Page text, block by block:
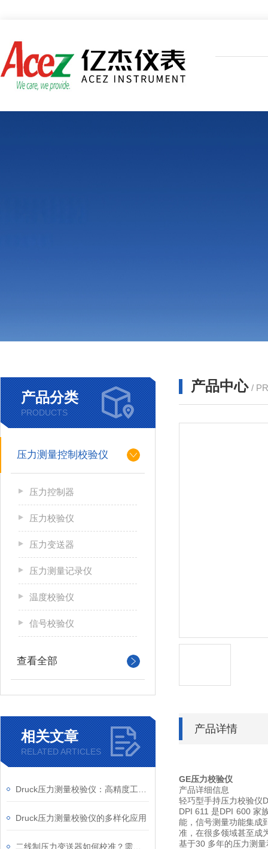
产品中心 /
产品详情
GE压力校验仪
产品详细信息
轻巧型手持压力校验仪
DPI 611 是DPI 600 家
能，信号测量功能集成
准，在很多领域甚至成
基于30 多年的压力测
产品分类
PRODUCTS
压力测量控制校验仪
压力控制器
压力校验仪
压力变送器
压力测量记录仪
温度校验仪
信号校验仪
查看全部
相关文章
RELATED ARTICLES
Druck压力测量校验仪的多样化应用